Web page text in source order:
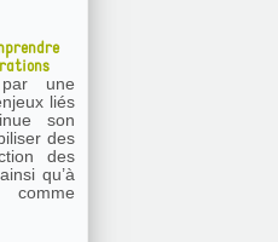
une
liés
son
des
des
qu’à